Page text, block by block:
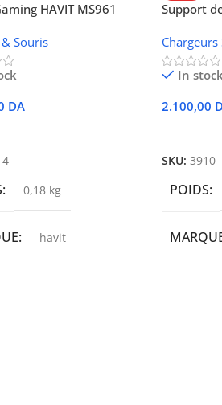
HAVIT MS961
Souris
DA
0,18 kg
havit
Support
Chargeurs
In
2.100,00
SKU:3910
POIDS